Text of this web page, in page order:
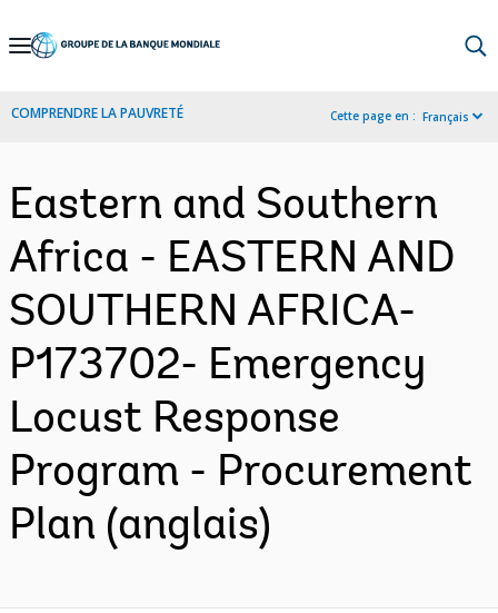
Skip
Navigation
COMPRENDRE LA PAUVRETÉ Cette page en : Français
Eastern and Southern
Africa - EASTERN AND
SOUTHERN AFRICA-
P173702- Emergency
Locust Response
Program - Procurement
Plan (anglais)